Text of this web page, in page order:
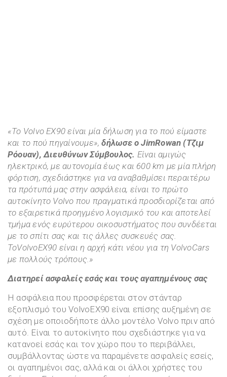
«Το Volvo EX90 είναι μία δήλωση για το πού είμαστε
και το πού πηγαίνουμε»,δήλωσε ο JimRowan (Τζιμ
Ρόουαν), Διευθύνων Σύμβουλος. Είναι αμιγώς
ηλεκτρικό, με αυτονομία έως και 600 km με μία πλήρη
φόρτιση, σχεδιάστηκε για να αναβαθμίσει περαιτέρω
τα πρότυπά μας στην ασφάλεια, είναι το πρώτο
αυτοκίνητο Volvo που πραγματικά προσδιορίζεται από
το εξαιρετικά προηγμένο λογισμικό του και αποτελεί
τμήμα ενός ευρύτερου οικοσυστήματος που συνδέεται
με το σπίτι σας και τις άλλες συσκευές σας.
ToVolvoEX90 είναι η αρχή κάτι νέου για τη VolvoCars
με πολλούς τρόπους.»
Διατηρεί ασφαλείς εσάς και τους αγαπημένους σας
Η ασφάλεια που προσφέρεται στον στάνταρ
εξοπλισμό του VolvoEX90 είναι επίσης αυξημένη σε
σχέση με οποιοδήποτε άλλο μοντέλο Volvo πριν από
αυτό. Είναι το αυτοκίνητο που σχεδιάστηκε για να
κατανοεί εσάς και τον χώρο που το περιβάλλει,
συμβάλλοντας ώστε να παραμένετε ασφαλείς εσείς,
οι αγαπημένοι σας, αλλά και οι άλλοι χρήστες του